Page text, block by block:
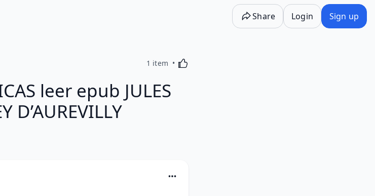
Share Login Sign up
1 item Activating this element will cause content on the
leer epub JULES
D’AUREVILLY